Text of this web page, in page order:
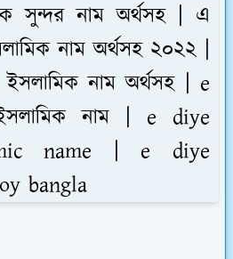
সুন্দর নাম অর্থসহ | এ
নাম অর্থসহ ২০২২ |
ইসলামিক নাম অর্থসহ | e
নাম | e diye
name | e diye
bangla